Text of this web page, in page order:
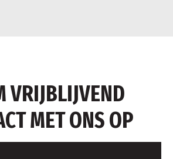
VRIJBLIJVEND
MET ONS OP